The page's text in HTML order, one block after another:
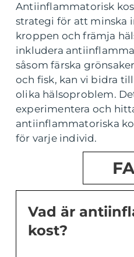
Antiinflammatorisk
strategi för att minska
kroppen och främja
inkludera
såsom färska
och fisk, kan vi bidra
olika hälsoproblem.
experimentera och
antiinflammatoriska
för varje individ.
Vad är
kost?